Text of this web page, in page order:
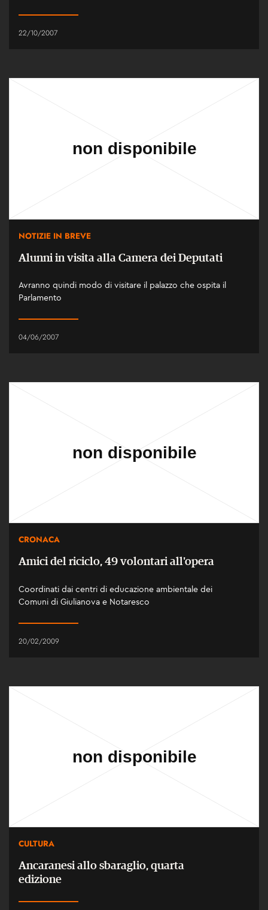
22/10/2007
NOTIZIE IN BREVE
Alunni in visita alla Camera dei Deputati
Avranno quindi modo di visitare il palazzo che ospita il
Parlamento
04/06/2007
CRONACA
Amici del riciclo, 49 volontari all'opera
Coordinati dai centri di educazione ambientale dei
Comuni di Giulianova e Notaresco
20/02/2009
CULTURA
Ancaranesi allo sbaraglio, quarta
edizione